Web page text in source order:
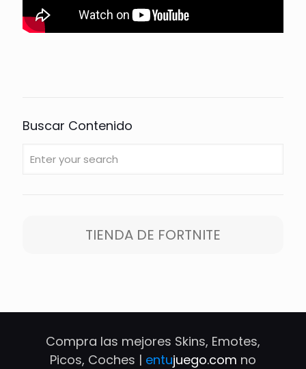
Buscar Contenido
TIENDA DE FORTNITE
Compra las mejores Skins, Emotes,
Picos, Coches | entujuego.com no